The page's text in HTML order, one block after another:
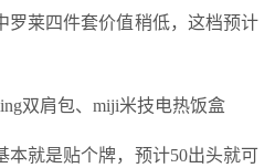
罗莱四件套价值稍低，这档预计
双肩包、miji米技电热饭盒
本就是贴个牌，预计50出头就可